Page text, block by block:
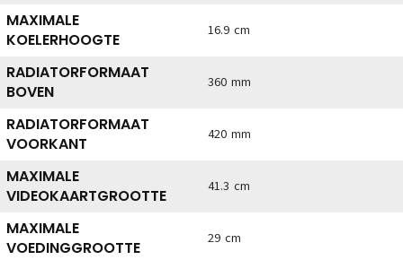
MAXIMALE
KOELERHOOGTE
16.9 cm
RADIATORFORMAAT
BOVEN
360 mm
RADIATORFORMAAT
VOORKANT
420 mm
MAXIMALE
VIDEOKAARTGROOTTE
41.3 cm
MAXIMALE
VOEDINGGROOTTE
29 cm